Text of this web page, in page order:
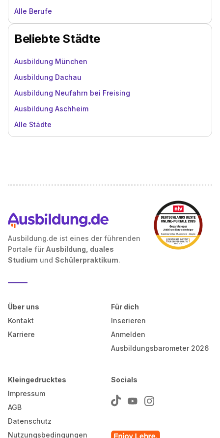
Alle Berufe
Beliebte Städte
Ausbildung München
Ausbildung Dachau
Ausbildung Neufahrn bei Freising
Ausbildung Aschheim
Alle Städte
Ausbildung.de ist eines der führenden
Portale für Ausbildung, duales
Studium und Schülerpraktikum.
Über uns
Kontakt
Karriere
Für dich
Inserieren
Anmelden
Ausbildungsbarometer 2026
Kleingedrucktes
Impressum
AGB
Datenschutz
Nutzungsbedingungen
Socials